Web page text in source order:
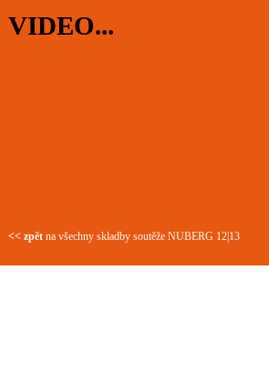
VIDEO...
<< zpětna všechny skladby soutěže NUBERG 12|13